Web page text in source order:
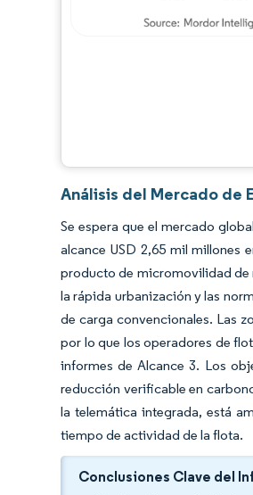
Análisis del Mercado de
Se espera que el mercado
alcance USD 2,65 mil millones
producto de micromovilidad de
la rápida urbanización y las
de carga convencionales. Las
por lo que los operadores de
informes de Alcance 3. Los
reducción verificable en
la telemática integrada, está
tiempo de actividad de la flota.
Conclusiones Clave del